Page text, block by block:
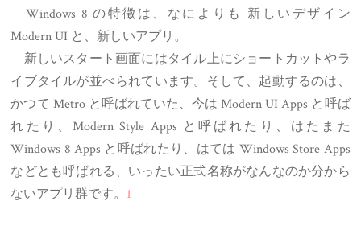
Windows 8 の特徴は、なによりも 新しいデザイン
Modern UI と、新しいアプリ。
新しいスタート画面にはタイル上にショートカットやラ
イブタイルが並べられています。そして、起動するのは、
かつて Metro と呼ばれていた、今は Modern UI Apps と呼ば
れたり、Modern Style Apps と呼ばれたり、はたまた
Windows 8 Apps と呼ばれたり、はては Windows Store Apps
などとも呼ばれる、いったい正式名称がなんなのか分から
ないアプリ群です。 1